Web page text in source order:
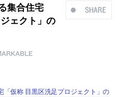
SHARE
集合住宅
ェクト」の
仮称 目黒区洗足プロジェクト」の